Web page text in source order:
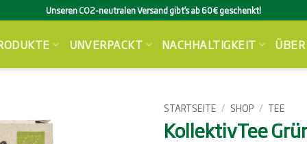
Unseren CO2-neutralen Versand gibt’s ab 60€ geschenkt!
UNVERPACKT NACHHALTIGKEIT
STARTSEITE / SHOP / TEE
KollektivTee